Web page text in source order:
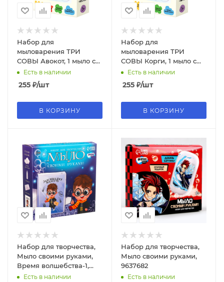
Набор для
мыловарения ТРИ
СОВЫ Авокот, 1 мыло с
картинкой, картонная
коробка, 703
Есть в наличии
255 ₽/шт
В КОРЗИНУ
Набор для
мыловарения ТРИ
СОВЫ Корги, 1 мыло с
картинкой, картонная
коробка, 702
Есть в наличии
255 ₽/шт
В КОРЗИНУ
Набор для творчества,
Мыло своими руками,
Время волшебства-1,
7428578
Есть в наличии
Набор для творчества,
Мыло своими руками,
9637682
Есть в наличии